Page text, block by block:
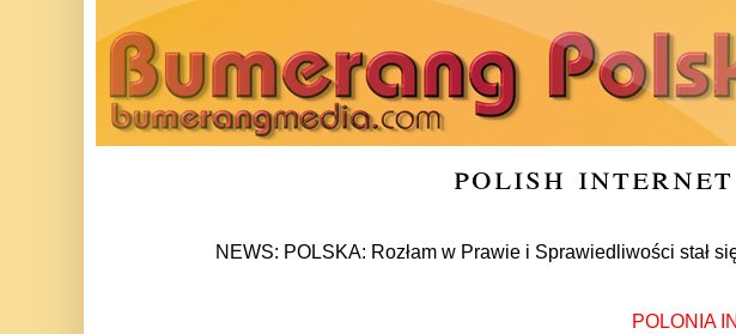
polish
NEWS: POLSKA: Rozłam w Prawie i Sprawiedliwości stał się
POLONIA